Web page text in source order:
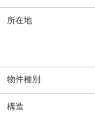
所在地
物件種別
構造